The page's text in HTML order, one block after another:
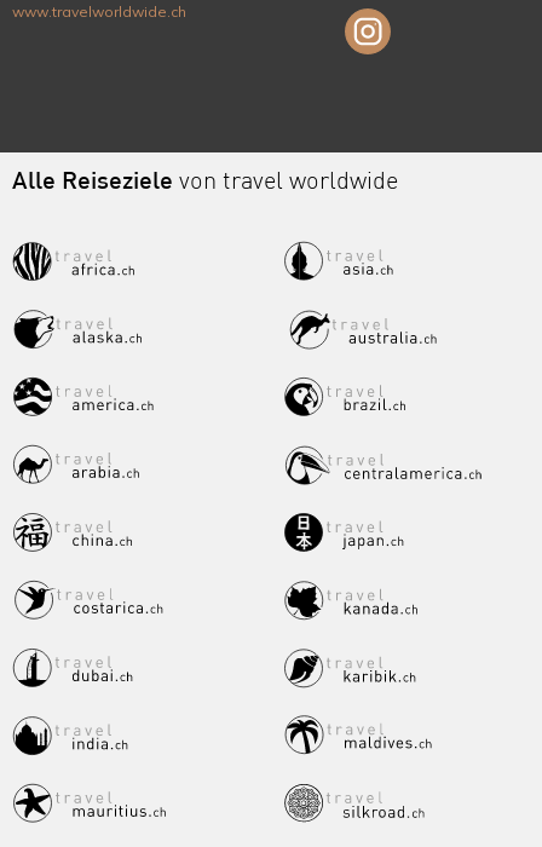
www.travelworldwide.ch
Alle Reiseziele von travel worldwide